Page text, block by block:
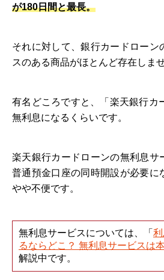
が180日間と最長。
それに対して、銀行カードローン
スのある商品がほとんど存在しませ
有名どころですと、「楽天銀行カ
無利息になるくらいです。
楽天銀行カードローンの無利息サ
普通預金口座の同時開設が必要に
やや不便です。
無利息サービスについては、「
るならどこ？ 無利息サービスは
解説中です。